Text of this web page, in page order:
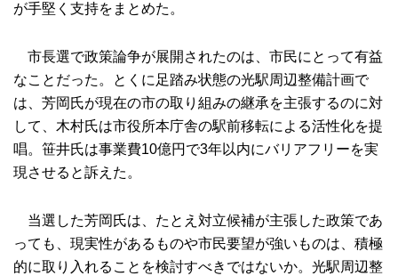
が手堅く支持をまとめた。
市長選で政策論争が展開されたのは、市民にとって有益
なことだった。とくに足踏み状態の光駅周辺整備計画で
は、芳岡氏が現在の市の取り組みの継承を主張するのに対
して、木村氏は市役所本庁舎の駅前移転による活性化を提
唱。笹井氏は事業費10億円で3年以内にバリアフリーを実
現させると訴えた。
当選した芳岡氏は、たとえ対立候補が主張した政策であ
っても、現実性があるものや市民要望が強いものは、積極
的に取り入れることを検討すべきではないか。光駅周辺整